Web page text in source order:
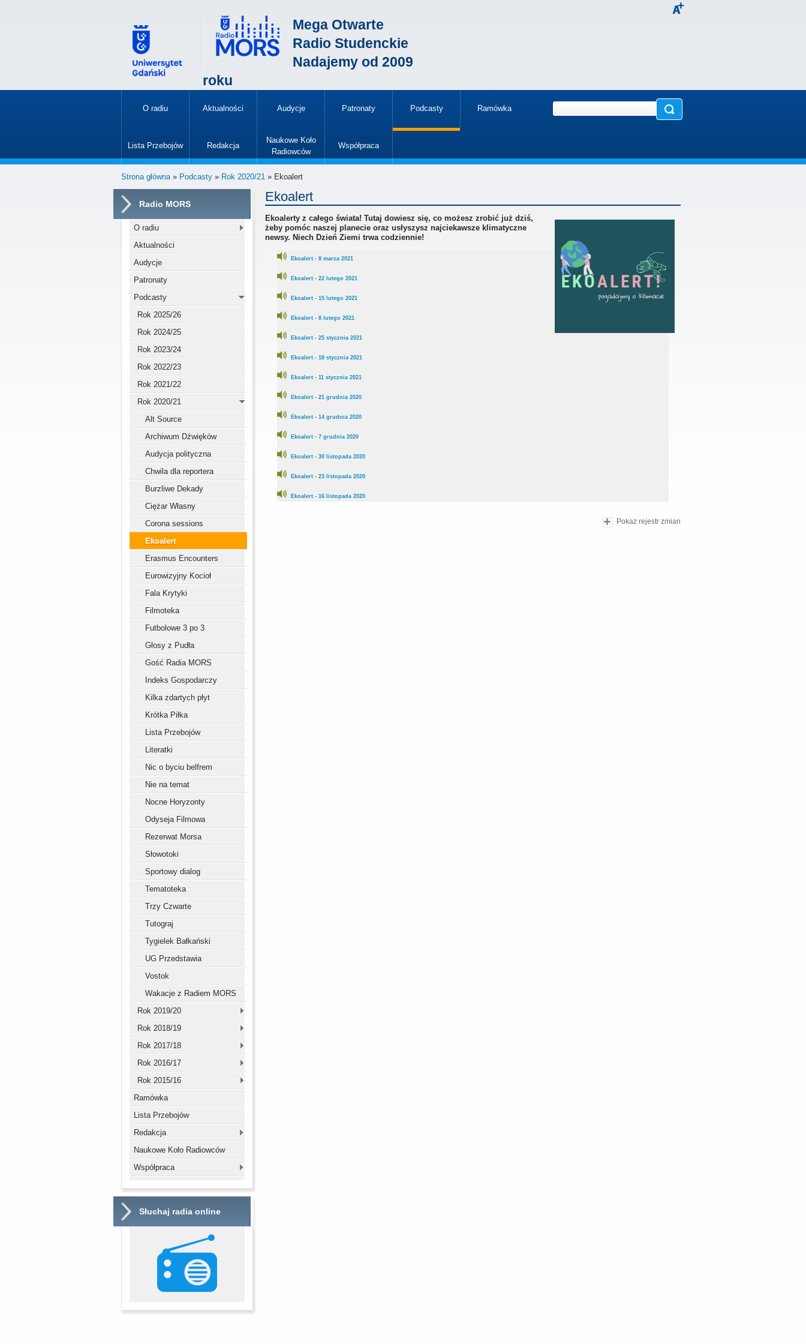
Mega Otwarte
Radio Studenckie
Nadajemy od 2009
roku
O radiu Aktualności Audycje Patronaty Podcasty
»
Ramówka
Lista Przebojów Redakcja
Naukowe Koło
Radiowców
Współpraca
Strona główna» Podcasty » Rok 2020/21 » Ekoalert
Radio MORS
O radiu
Aktualności
Audycje
Patronaty
Podcasty
Rok 2025/26
Rok 2024/25
Rok 2023/24
Rok 2022/23
Rok 2021/22
Rok 2020/21
Alt Source
Archiwum Dźwięków
Audycja polityczna
Chwila dla reportera
Burzliwe Dekady
Ciężar Własny
Corona sessions
Ekoalert
Erasmus Encounters
Eurowizyjny Kocioł
Fala Krytyki
Filmoteka
Futbolowe 3 po 3
Głosy z Pudła
Gość Radia MORS
Indeks Gospodarczy
Kilka zdartych płyt
Krótka Piłka
Lista Przebojów
Literatki
Nic o byciu belfrem
Nie na temat
Nocne Horyzonty
Odyseja Filmowa
Rezerwat Morsa
Słowotoki
Sportowy dialog
Tematoteka
Trzy Czwarte
Tutograj
Tygielek Bałkański
UG Przedstawia
Vostok
Wakacje z Radiem MORS
Rok 2019/20
Rok 2018/19
Rok 2017/18
Rok 2016/17
Rok 2015/16
Ramówka
Lista Przebojów
Redakcja
Naukowe Koło Radiowców
Współpraca
Słuchaj radia online
Ekoalert
Ekoalerty z całego świata! Tutaj dowiesz się, co możesz zrobić już dziś,
żeby pomóc naszej planecie oraz usłyszysz najciekawsze klimatyczne
newsy. Niech Dzień Ziemi trwa codziennie!
Ekoalert - 8 marca 2021
Ekoalert - 22 lutego 2021
Ekoalert - 15 lutego 2021
Ekoalert - 8 lutego 2021
Ekoalert - 25 stycznia 2021
Ekoalert - 18 stycznia 2021
Ekoalert - 11 stycznia 2021
Ekoalert - 21 grudnia 2020
Ekoalert - 14 grudnia 2020
Ekoalert - 7 grudnia 2020
Ekoalert - 30 listopada 2020
Ekoalert - 23 listopada 2020
Ekoalert - 16 listopada 2020
Pokaż rejestr zmian